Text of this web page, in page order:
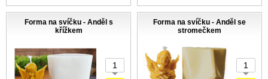
Forma na svíčku - Anděl s
křížkem
Forma na svíčku - Anděl se
stromečkem